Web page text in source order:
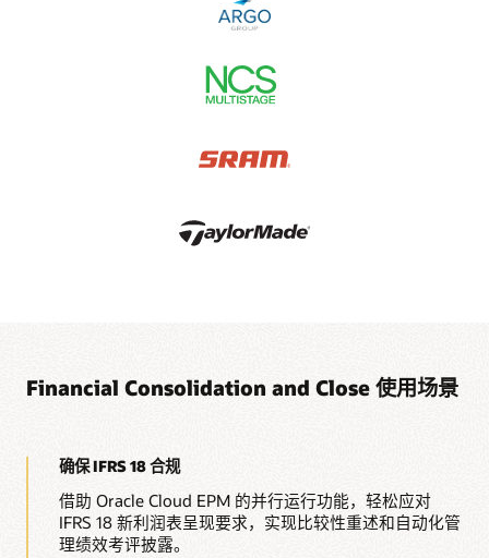
利用 GAAP 驱动的应用（包括全面的货币支持、公司间冲销、
Financial Consolidation and Close 使用场景
确保 IFRS 18 合规
借助 Oracle Cloud EPM 的并行运行功能，轻松应对
IFRS 18 新利润表呈现要求，实现比较性重述和自动化管
理绩效考评披露。